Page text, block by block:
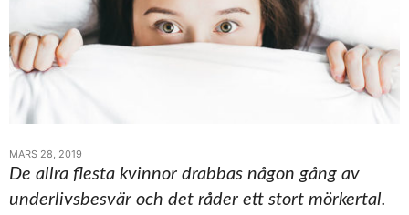
MARS 28, 2019
De allra flesta kvinnor drabbas någon gång av
underlivsbesvär och det råder ett stort mörkertal.